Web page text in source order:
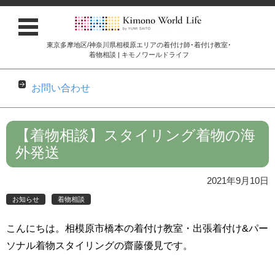
東京多摩地区/神奈川県相模原エリアの着付け師･着付け教室･
着物相談 | キモノワールドライフ
お問い合わせ
コンテンツに移動
【着物相談】スタイリング着物の海
外発送
2021年9月10日
お知らせ 着物相談
こんにちは。相模原市橋本の着付け教室・出張着付け&パー
ソナル着物スタイリングの齋藤優見です。